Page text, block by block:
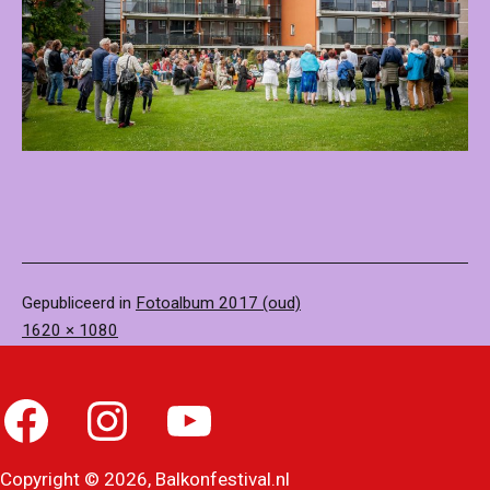
Gepubliceerd in Fotoalbum 2017 (oud)
Volledige
1620 × 1080
Copyright © 2026, Balkonfestival.nl
Facebook Instagram